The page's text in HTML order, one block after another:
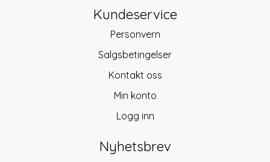
Kundeservice
Personvern
Salgsbetingelser
Kontakt oss
Min konto
Logg inn
Nyhetsbrev